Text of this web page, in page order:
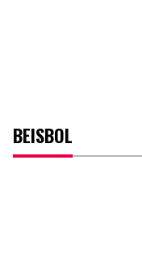
BEISBOL